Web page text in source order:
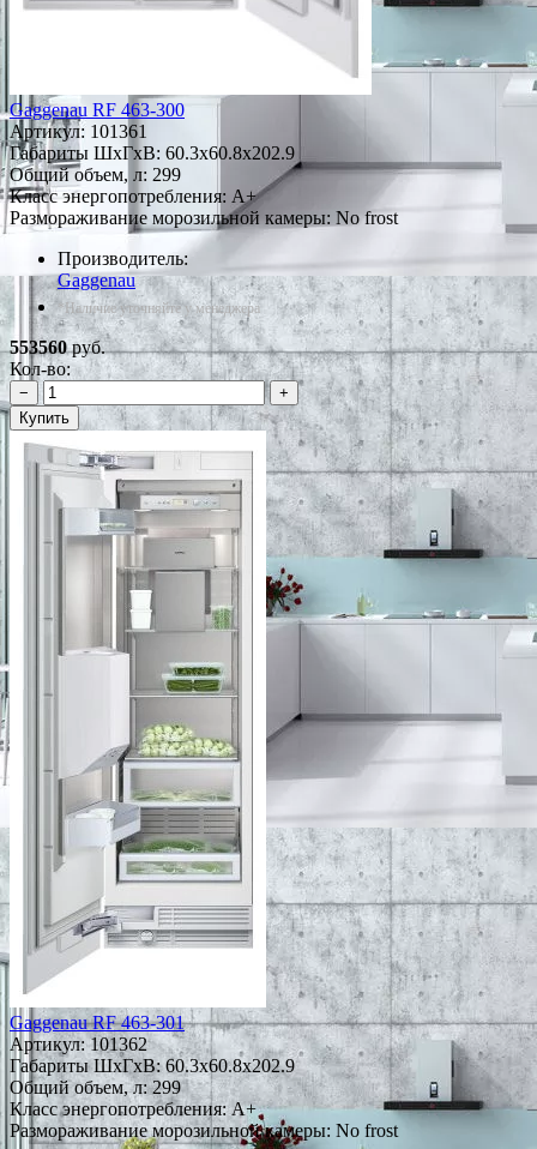
Gaggenau RF 463-300
Артикул: 101361
Габариты ШxГxВ: 60.3x60.8x202.9
Общий объем, л: 299
Класс энергопотребления: A+
Размораживание морозильной камеры: No frost
Производитель:
Gaggenau
*Наличие уточняйте у менеджера
553560руб.
Кол-во:
−
+
Купить
Gaggenau RF 463-301
Артикул: 101362
Габариты ШxГxВ: 60.3x60.8x202.9
Общий объем, л: 299
Класс энергопотребления: A+
Размораживание морозильной камеры: No frost